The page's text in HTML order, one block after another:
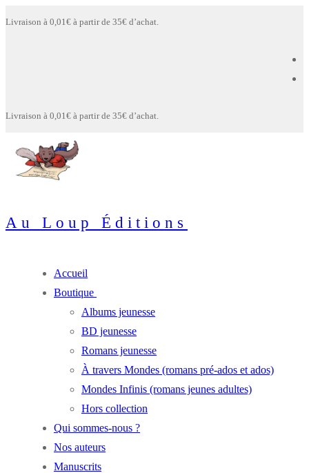
Livraison à 0,01€ à partir de 35€ d’achat.
Livraison à 0,01€ à partir de 35€ d’achat.
Au Loup Éditions
Accueil
Boutique
Albums jeunesse
BD jeunesse
Romans jeunesse
À travers Mondes (romans pré-ados et ados)
Mondes Infinis (romans jeunes adultes)
Hors collection
Qui sommes-nous ?
Nos auteurs
Manuscrits